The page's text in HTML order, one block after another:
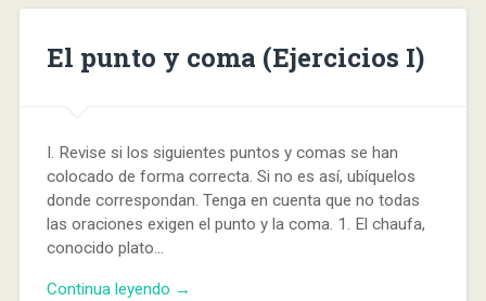
El punto y coma (Ejercicios I)
I. Revise si los siguientes puntos y comas se han
colocado de forma correcta. Si no es así, ubíquelos
donde correspondan. Tenga en cuenta que no todas
las oraciones exigen el punto y la coma. 1. El chaufa,
conocido plato…
Continua leyendo →